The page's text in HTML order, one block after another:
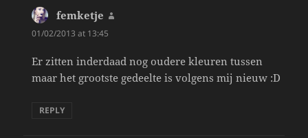
femketje
01/02/2013 at 13:45
Er zitten inderdaad nog oudere kleuren tussen
maar het grootste gedeelte is volgens mij nieuw :D
REPLY